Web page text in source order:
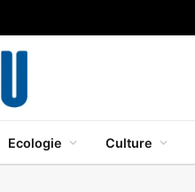
Ecologie Culture